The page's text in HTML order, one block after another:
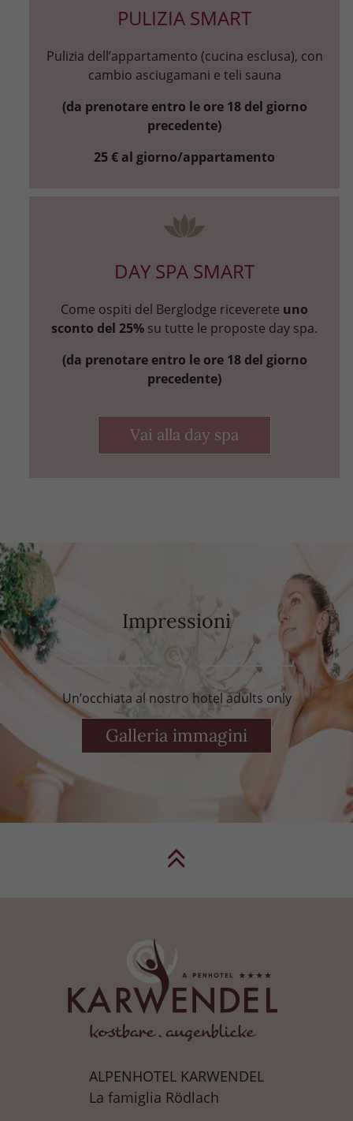
PULIZIA SMART
Pulizia dell’appartamento (cucina esclusa), con
cambio asciugamani e teli sauna
(da prenotare entro le ore 18 del giorno
precedente)
25 € al giorno/appartamento
DAY SPA SMART
Come ospiti del Berglodge riceverete uno
sconto del 25% su tutte le proposte day spa.
(da prenotare entro le ore 18 del giorno
precedente)
Vai alla day spa
Impressioni
Un’occhiata al nostro hotel adults only
Galleria immagini
ALPENHOTEL KARWENDEL
La famiglia Rödlach